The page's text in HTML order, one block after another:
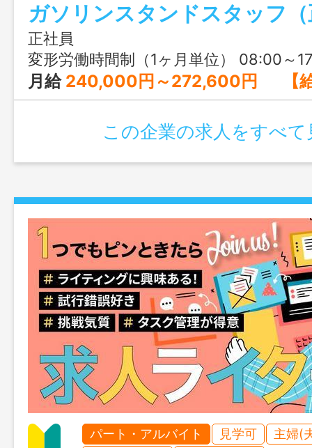
OK！危険物の資格を活かして働けるガソ
パート&週3〜4日・1日5時間程度の短時
掲載中！
ガソリンスタンドスタッフ
正社員
変形労働時間制（1ヶ月単位） 08:00～
月給 240,000円～272,600円 【給与内訳】 基本給：190,000円〜218,600円 固定残業代：28,000円〜32,000円 職務
この企業の求人をすべて
パート・アルバイト 見学可
主婦(